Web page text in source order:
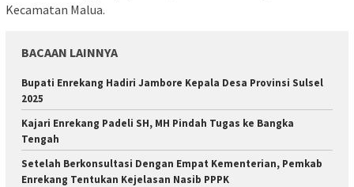
Kecamatan Malua.
BACAAN LAINNYA
Bupati Enrekang Hadiri Jambore Kepala Desa Provinsi Sulsel
2025
Kajari Enrekang Padeli SH, MH Pindah Tugas ke Bangka
Tengah
Setelah Berkonsultasi Dengan Empat Kementerian, Pemkab
Enrekang Tentukan Kejelasan Nasib PPPK